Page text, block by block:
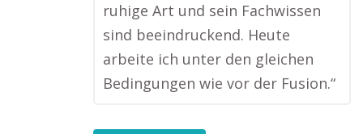
ruhige Art und sein Fachwissen
sind beeindruckend. Heute
arbeite ich unter den gleichen
Bedingungen wie vor der Fusion.“